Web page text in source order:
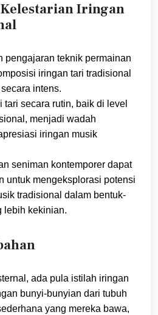
Iringan
pengajaran teknik permainan
iringan tari tradisional
intens.
tari secara rutin, baik di level
menjadi wadah
iringan musik
seniman kontemporer dapat
untuk mengeksplorasi potensi
tradisional dalam bentuk-
lebih kekinian.
ada pula istilah iringan
bunyi-bunyian dari tubuh
yang mereka bawa,